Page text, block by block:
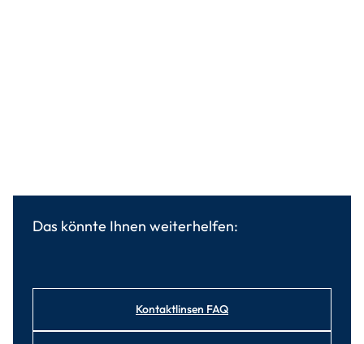
Das könnte Ihnen weiterhelfen:
Kontaktlinsen FAQ